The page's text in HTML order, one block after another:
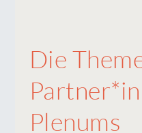
Die
Plenums